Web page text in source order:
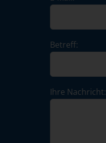
Betreff:
Ihre Nachricht: